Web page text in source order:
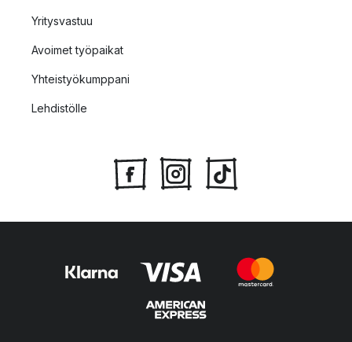
Yritysvastuu
Avoimet työpaikat
Yhteistyökumppani
Lehdistölle